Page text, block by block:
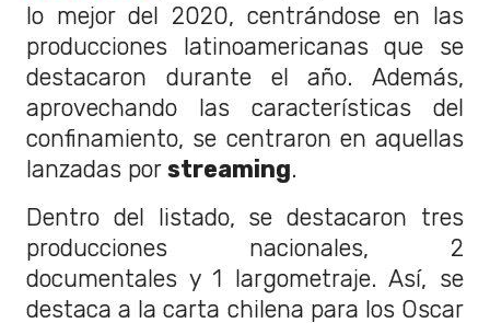
lo mejor del 2020, centrándose en las
producciones latinoamericanas que se
destacaron durante el año. Además,
aprovechando las características del
confinamiento, se centraron en aquellas
lanzadas por streaming.
Dentro del listado, se destacaron tres
producciones nacionales, 2
documentales y 1 largometraje. Así, se
destaca a la carta chilena para los Oscar